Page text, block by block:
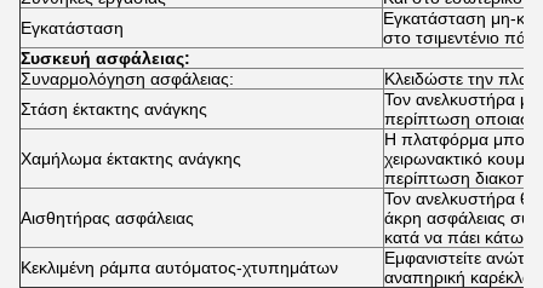
Εγκατάσταση
Εγκατάσταση μη-
στο τσιμεντένιο
Συσκευή ασφάλειας:
Συναρμολόγηση ασφάλειας:
Κλειδώστε την
Στάση έκτακτης ανάγκης
Τον ανελκυστήρα
περίπτωση
Χαμήλωμα έκτακτης ανάγκης
Η πλατφόρμα
χειρωνακτικό
περίπτωση
Αισθητήρας ασφάλειας
Τον ανελκυστήρα
άκρη ασφάλειας
κατά να πάει κάτω.
Κεκλιμένη ράμπα αυτόματος-χτυπημάτων
Εμφανιστείτε
αναπηρική καρέκλα